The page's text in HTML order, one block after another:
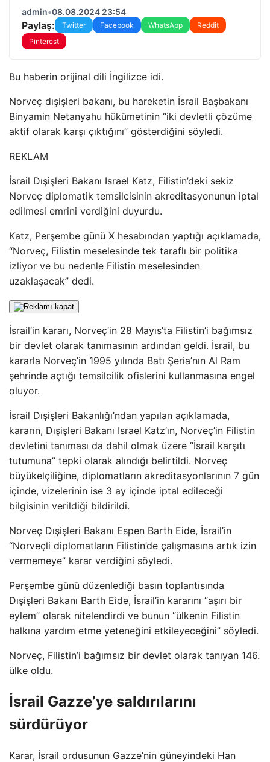
admin•08.08.2024 23:54
Paylaş: Twitter Facebook WhatsApp
Reddit
Pinterest
Bu haberin orijinal dili İngilizce idi.
Norveç dışişleri bakanı, bu hareketin İsrail Başbakanı
Binyamin Netanyahu hükümetinin “iki devletli çözüme
aktif olarak karşı çıktığını” gösterdiğini söyledi.
REKLAM
İsrail Dışişleri Bakanı Israel Katz, Filistin’deki sekiz
Norveç diplomatik temsilcisinin akreditasyonunun iptal
edilmesi emrini verdiğini duyurdu.
Katz, Perşembe günü X hesabından yaptığı açıklamada,
“Norveç, Filistin meselesinde tek taraflı bir politika
izliyor ve bu nedenle Filistin meselesinden
uzaklaşacak” dedi.
İsrail’in kararı, Norveç’in 28 Mayıs’ta Filistin’i bağımsız
bir devlet olarak tanımasının ardından geldi. İsrail, bu
kararla Norveç’in 1995 yılında Batı Şeria’nın Al Ram
şehrinde açtığı temsilcilik ofislerini kullanmasına engel
oluyor.
İsrail Dışişleri Bakanlığı’ndan yapılan açıklamada,
kararın, Dışişleri Bakanı Israel Katz’ın, Norveç’in Filistin
devletini tanıması da dahil olmak üzere “İsrail karşıtı
tutumuna” tepki olarak alındığı belirtildi. Norveç
büyükelçiliğine, diplomatların akreditasyonlarının 7 gün
içinde, vizelerinin ise 3 ay içinde iptal edileceği
bilgisinin verildiği bildirildi.
Norveç Dışişleri Bakanı Espen Barth Eide, İsrail’in
“Norveçli diplomatların Filistin’de çalışmasına artık izin
vermemeye” karar verdiğini söyledi.
Perşembe günü düzenlediği basın toplantısında
Dışişleri Bakanı Barth Eide, İsrail’in kararını “aşırı bir
eylem” olarak nitelendirdi ve bunun “ülkenin Filistin
halkına yardım etme yeteneğini etkileyeceğini” söyledi.
Norveç, Filistin’i bağımsız bir devlet olarak tanıyan 146.
ülke oldu.
İsrail Gazze’ye saldırılarını
sürdürüyor
Karar, İsrail ordusunun Gazze’nin güneyindeki Han